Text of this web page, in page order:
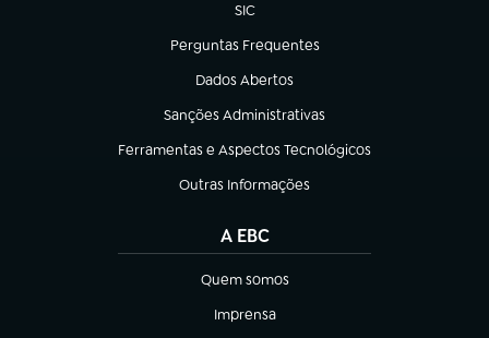
SIC
(abre em nova aba)
Perguntas Frequentes
(abre em nova aba)
Dados Abertos
(abre em nova aba)
Sanções Administrativas
(abre em nova aba)
Ferramentas e Aspectos Tecnológicos
(abre em nova aba)
Outras Informações
(abre em nova aba)
A EBC
Quem somos
(abre em nova aba)
Imprensa
(abre em nova aba)